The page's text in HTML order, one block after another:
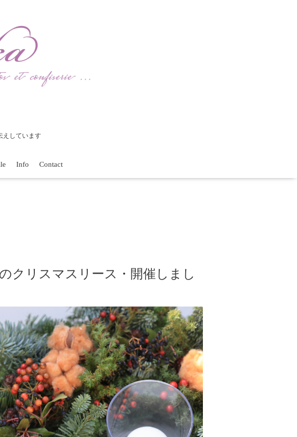
えしています
Info Contact
クリスマスリース・開催しまし